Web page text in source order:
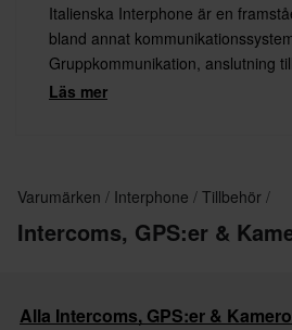
Italienska Interphone är en
bland annat
Gruppkommunikation, anslutning
eller MP3-spelare – med
Läs mer
Varumärken Interphone Tillbehör
Intercoms, GPS:er &
Alla Intercoms, GPS:er &